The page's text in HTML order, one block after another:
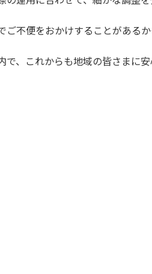
ご不便をおかけすることがある
で、これからも地域の皆さまに